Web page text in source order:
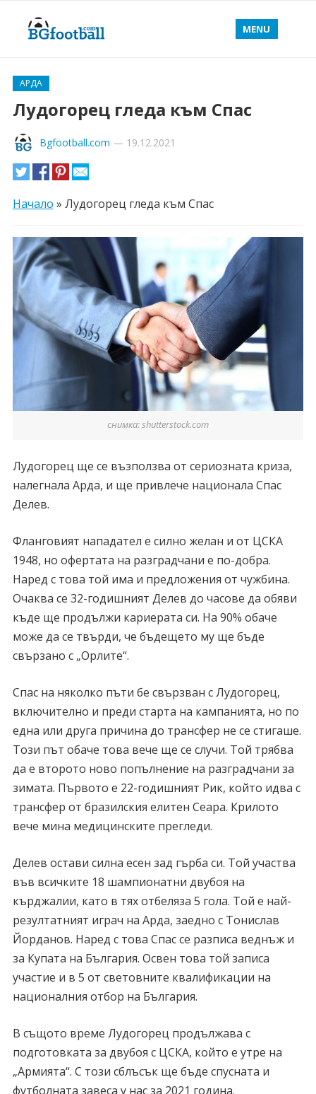
MENU
АРДА
Лудогорец гледа към Спас
Bgfootball.com — 19.12.2021
Начало » Лудогорец гледа към Спас
снимка: shutterstock.com
Лудогорец ще се възползва от сериозната криза,
налегнала Арда, и ще привлече национала Спас
Делев.
Фланговият нападател е силно желан и от ЦСКА
1948, но офертата на разградчани е по-добра.
Наред с това той има и предложения от чужбина.
Очаква се 32-годишният Делев до часове да обяви
къде ще продължи кариерата си. На 90% обаче
може да се твърди, че бъдещето му ще бъде
свързано с „Орлите“.
Спас на няколко пъти бе свързван с Лудогорец,
включително и преди старта на кампанията, но по
една или друга причина до трансфер не се стигаше.
Този път обаче това вече ще се случи. Той трябва
да е второто ново попълнение на разградчани за
зимата. Първото е 22-годишният Рик, който идва с
трансфер от бразилския елитен Сеара. Крилото
вече мина медицинските прегледи.
Делев остави силна есен зад гърба си. Той участва
във всичките 18 шампионатни двубоя на
кърджалии, като в тях отбеляза 5 гола. Той е най-
резултатният играч на Арда, заедно с Тонислав
Йорданов. Наред с това Спас се разписа веднъж и
за Купата на България. Освен това той записа
участие и в 5 от световните квалификации на
националния отбор на България.
В същото време Лудогорец продължава с
подготовката за двубоя с ЦСКА, който е утре на
„Армията“. С този сблъсък ще бъде спусната и
футболната завеса у нас за 2021 година.